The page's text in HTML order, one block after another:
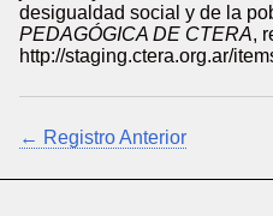
desigualdad social y de la
PEDAGÓGICA DE CTERA,
http://staging.ctera.org.ar/
← Registro Anterior